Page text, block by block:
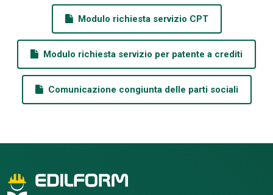
Modulo richiesta servizio CPT
Modulo richiesta servizio per patente a crediti
Comunicazione congiunta delle parti sociali